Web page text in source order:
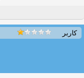
کاربر